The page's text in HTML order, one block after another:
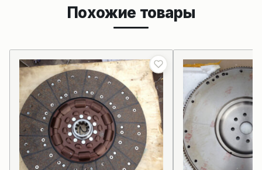
Похожие товары